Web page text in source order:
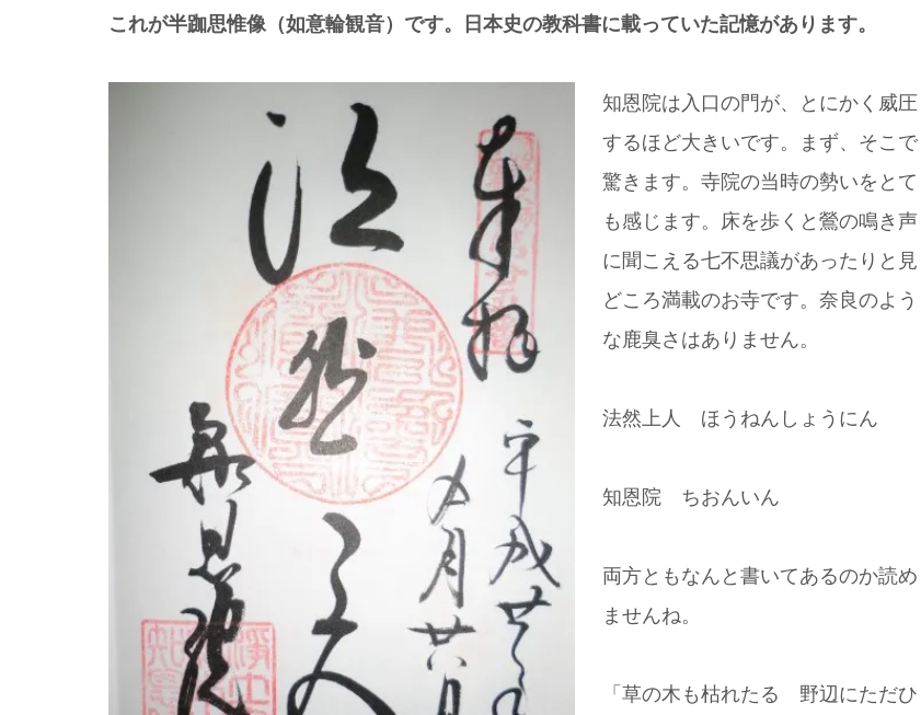
これが半跏思惟像（如意輪観音）です。日本史の教科書に載っていた記憶があります。
知恩院は入口の門が、とにかく威圧
するほど大きいです。まず、そこで
驚きます。寺院の当時の勢いをとて
も感じます。床を歩くと鶯の鳴き声
に聞こえる七不思議があったりと見
どころ満載のお寺です。奈良のよう
な鹿臭さはありません。
法然上人 ほうねんしょうにん
知恩院 ちおんいん
両方ともなんと書いてあるのか読め
ませんね。
「草の木も枯れたる 野辺にただひ